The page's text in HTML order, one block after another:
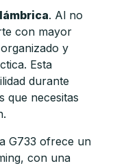
. Al no
con mayor
y
Esta
durante
que necesitas
G733 ofrece un
con una